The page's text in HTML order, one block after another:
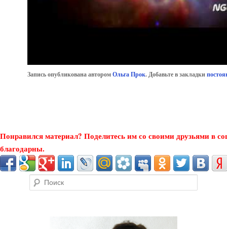
Запись опубликована автором Ольга Прок. Добавьте в закладки
Понравился материал? Поделитесь им со своими друзьями в
благодарны.
Поиск